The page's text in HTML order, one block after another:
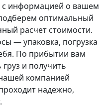
с информацией о вашем
оптимальный
расчет стоимости.
— упаковка, погрузка
По прибытии вам
и получить
компанией
надежно,